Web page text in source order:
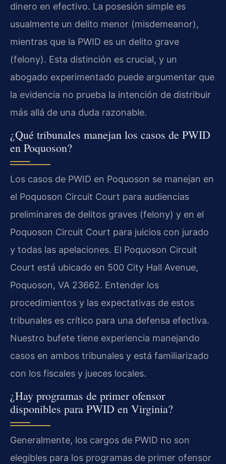
dinero en efectivo. La posesión simple es
usualmente un delito menor (misdemeanor),
mientras que la PWID es un delito grave
(felony). Esta distinción es crucial, y un
abogado experimentado puede argumentar que
la evidencia no prueba la intención de distribuir
más allá de una duda razonable.
¿Qué tribunales manejan los casos de PWID
en Poquoson?
Los casos de PWID en Poquoson se manejan en
el Poquoson Circuit Court para audiencias
preliminares de delitos graves (felony) y en el
Poquoson Circuit Court para juicios con jurado
y todas las apelaciones. El Poquoson Circuit
Court está ubicado en 500 City Hall Avenue,
Poquoson, VA 23662. Entender los
procedimientos y las expectativas de estos
tribunales es crítico para una defensa efectiva.
Nuestro bufete tiene experiencia manejando
casos en ambos tribunales y está familiarizado
con los fiscales y jueces locales.
¿Hay programas de primer ofensor
disponibles para PWID en Virginia?
Generalmente, los cargos de PWID no son
elegibles para los programas de primer ofensor